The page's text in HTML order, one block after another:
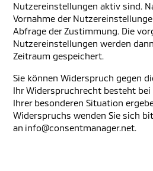
Nutzereinstellungen aktiv sind.
Vornahme der
Abfrage der Zustimmung. Die
Nutzereinstellungen werden
Zeitraum gespeichert.
Sie können Widerspruch gegen
Ihr Widerspruchrecht besteht bei
Ihrer besonderen Situation
Widerspruchs wenden Sie sich
an info@consentmanager.net.